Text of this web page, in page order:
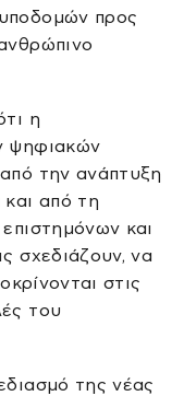
προς
η
ψηφιακών
την ανάπτυξη
από τη
και
σχεδιάζουν, να
στις
του
της νέας